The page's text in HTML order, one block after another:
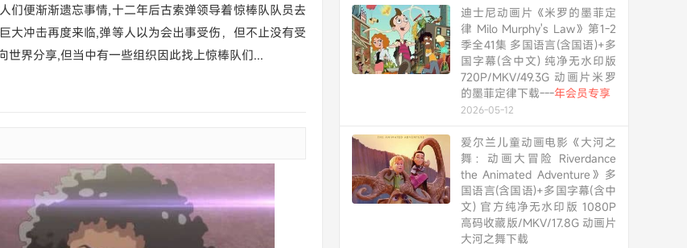
们便渐渐遗忘事情,十二年后古索弹领导着惊棒队队员去
大冲击再度来临,弹等人以为会出事受伤，但不止没有受
界分享,但当中有一些组织因此找上惊棒队们...
迪士尼动画片《米罗的墨菲定
律 Milo Murphy's Law》第1-2
季全41集 多国语言(含国语)+多
国字幕(含中文) 纯净无水印版
720P/MKV/49.3G 动画片米罗
的墨菲定律下载---年会员专享
2026-05-12
爱尔兰儿童动画电影《大河之
舞：动画大冒险 Riverdance
the Animated Adventure》多
国语言(含国语)+多国字幕(含中
文) 官方纯净无水印版 1080P
高码收藏版/MKV/17.8G 动画片
大河之舞下载